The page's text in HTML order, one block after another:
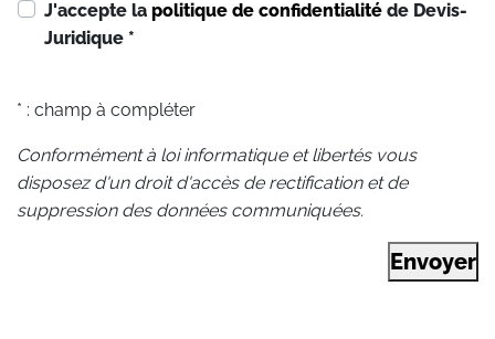
J'accepte la politique de confidentialité de Devis-
Juridique *
* : champ à compléter
Conformément à loi informatique et libertés vous
disposez d'un droit d'accès de rectification et de
suppression des données communiquées.
Envoyer